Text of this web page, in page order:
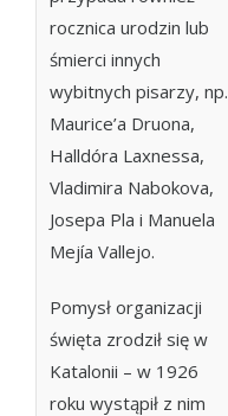
rocznica urodzin lub
śmierci innych
wybitnych pisarzy, np.
Maurice’a Druona,
Halldóra Laxnessa,
Vladimira Nabokova,
Josepa Pla i Manuela
Mejía Vallejo.
Pomysł organizacji
święta zrodził się w
Katalonii – w 1926
roku wystąpił z nim